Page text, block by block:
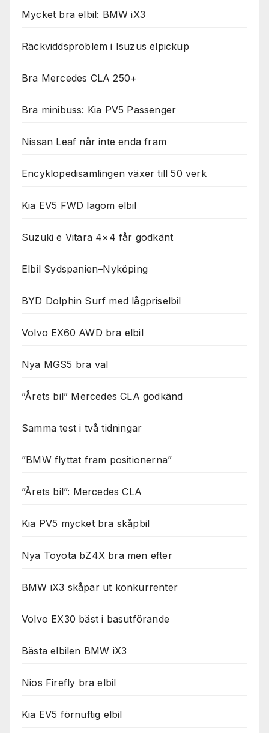
Mycket bra elbil: BMW iX3
Räckviddsproblem i Isuzus elpickup
Bra Mercedes CLA 250+
Bra minibuss: Kia PV5 Passenger
Nissan Leaf når inte enda fram
Encyklopedisamlingen växer till 50 verk
Kia EV5 FWD lagom elbil
Suzuki e Vitara 4×4 får godkänt
Elbil Sydspanien–Nyköping
BYD Dolphin Surf med lågpriselbil
Volvo EX60 AWD bra elbil
Nya MGS5 bra val
”Årets bil” Mercedes CLA godkänd
Samma test i två tidningar
”BMW flyttat fram positionerna”
”Årets bil”: Mercedes CLA
Kia PV5 mycket bra skåpbil
Nya Toyota bZ4X bra men efter
BMW iX3 skåpar ut konkurrenter
Volvo EX30 bäst i basutförande
Bästa elbilen BMW iX3
Nios Firefly bra elbil
Kia EV5 förnuftig elbil